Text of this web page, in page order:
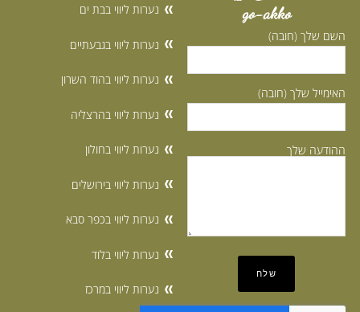
go-akko
השם שלך (חובה)
האימייל שלך (חובה)
ההודעה שלך
נערות ליווי בבת ים
נערות ליווי בגבעתיים
נערות ליווי בהוד השרון
נערות ליווי בהרצליה
נערות ליווי בחולון
נערות ליווי בירושלים
נערות ליווי בכפר סבא
נערות ליווי בלוד
נערות ליווי במרכז